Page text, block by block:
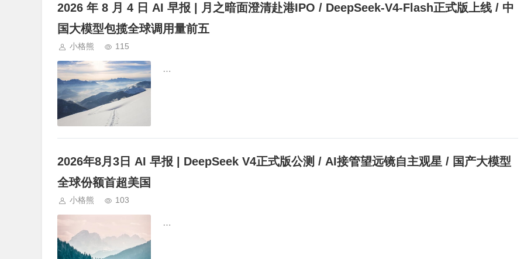
2026 年 8 月 4 日 AI 早报 | 月之暗面澄清赴港IPO / DeepSeek-V4-Flash正式版上线 / 中
国大模型包揽全球调用量前五
小格熊 115
…
2026年8月3日 AI 早报 | DeepSeek V4正式版公测 / AI接管望远镜自主观星 / 国产大模型
全球份额首超美国
小格熊 103
…